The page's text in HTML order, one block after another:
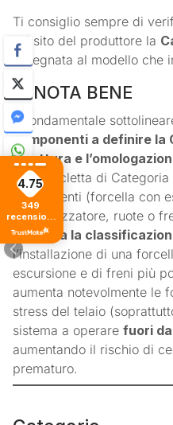
Ti consiglio sempre di
sul sito del produttore la
assegnata al modello che
⚠️ NOTA BENE
È fondamentale
componenti a definire la
struttura e
una bicicletta di
componenti (forcella con
ammortizzatore, ruote o
modifica la
l’installazione di una
escursione e di freni più
aumenta notevolmente le
stress del telaio
sistema a operarefuori
aumentando il rischio di
prematuro.
4.75
349
recensioni
di tutti i